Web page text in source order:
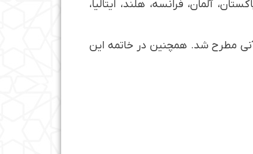
آلمان، فرانسه، هلند، ایتالیا،
مطرح شد. همچنین در خاتمه این